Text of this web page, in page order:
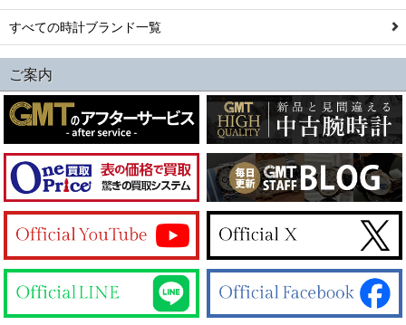
すべての時計ブランド一覧
ご案内